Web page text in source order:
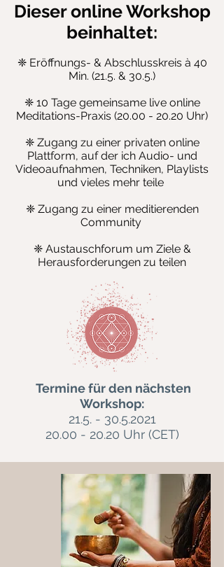
Dieser online Workshop
beinhaltet:
❈ Eröffnungs- & Abschlusskreis à 40
Min. (21.5. & 30.5.)
❈ 10 Tage gemeinsame live online
Meditations-Praxis (20.00 - 20.20 Uhr)
❈ Zugang zu einer privaten online
Plattform, auf der ich Audio- und
Videoaufnahmen, Techniken, Playlists
und vieles mehr teile
❈ Zugang zu einer meditierenden
Community
❈ Austauschforum um Ziele &
Herausforderungen zu teilen
Termine für den nächsten
Workshop:
21.5. - 30.5.2021
20.00 - 20.20 Uhr (CET)